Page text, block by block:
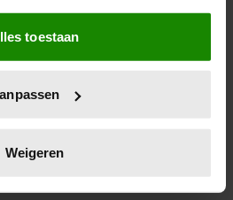
we ook graag:
over uw geografische
meter nauwkeurig kan zijn
eigenschappen (fingerprinting)
in het
toestaan
Weigeren